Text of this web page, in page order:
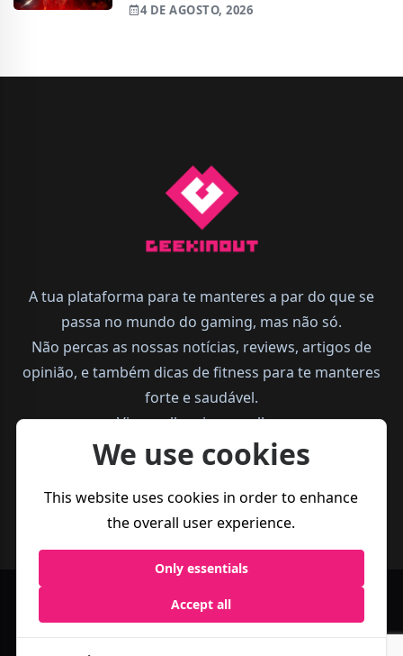
4 DE AGOSTO, 2026
A tua plataforma para te manteres a par do que se
passa no mundo do gaming, mas não só.
Não percas as nossas notícias, reviews, artigos de
opinião, e também dicas de fitness para te manteres
forte e saudável.
Vive melhor, joga melhor.
Business
Política de
We use cookies
This website uses cookies in order to enhance
the overall user experience.
Only essentials
Accept all